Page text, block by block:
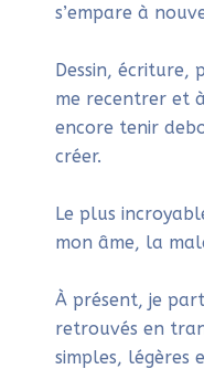
s’empare à
Dessin, écriture,
me recentrer et
encore tenir
créer.
Le plus
mon âme, la
À présent, je
retrouvés en
simples, légères